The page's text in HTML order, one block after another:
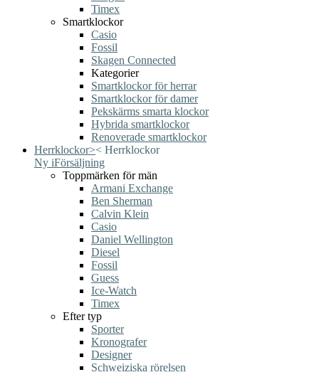
Timex
Smartklockor
Casio
Fossil
Skagen Connected
Kategorier
Smartklockor för herrar
Smartklockor för damer
Pekskärms smarta klockor
Hybrida smartklockor
Renoverade smartklockor
Herrklockor>< Herrklockor
Ny iFörsäljning
Toppmärken för män
Armani Exchange
Ben Sherman
Calvin Klein
Casio
Daniel Wellington
Diesel
Fossil
Guess
Ice-Watch
Timex
Efter typ
Sporter
Kronografer
Designer
Schweiziska rörelsen